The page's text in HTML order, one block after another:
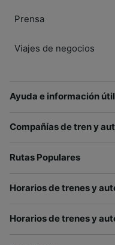
Prensa
Viajes de negocios
Ayuda e información útil
Compañías de tren y
Rutas Populares
Horarios de trenes y
Horarios de trenes y